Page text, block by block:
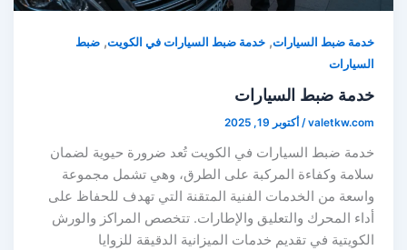
خدمة ضبط السيارات,خدمة ضبط السيارات في الكويت,ضبط
السيارات
خدمة ضبط السيارات
valetkw.com
/أكتوبر 19, 2025
خدمة ضبط السيارات في الكويت تُعد ضرورة حيوية لضمان
سلامة وكفاءة المركبة على الطرق، وهي تشمل مجموعة
واسعة من الخدمات الفنية المتقنة التي تهدف للحفاظ على
أداء المحرك والتعليق والإطارات. تتخصص المراكز والورش
الكويتية في تقديم خدمات الميزانية الدقيقة للزوايا